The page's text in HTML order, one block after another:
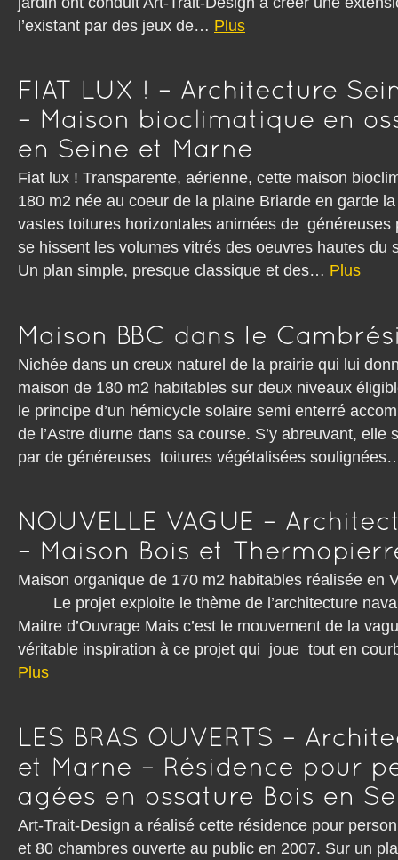
l’existant par des jeux de… Plus
Fiat lux ! Transparente, aérienne, cette maison
180 m2 née au coeur de la plaine Briarde en garde
vastes toitures horizontales animées de généreuses
se hissent les volumes vitrés des oeuvres hautes du
Un plan simple, presque classique et des… Plus
Nichée dans un creux naturel de la prairie qui lui
maison de 180 m2 habitables sur deux niveaux
le principe d’un hémicycle solaire semi enterré
de l’Astre diurne dans sa course. S’y abreuvant, elle
par de généreuses toitures végétalisées
Maison organique de 170 m2 habitables
Le projet exploite le thème de l’architecture
Maitre d’Ouvrage Mais c’est le mouvement de la
véritable inspiration à ce projet qui joue tout en
Plus
Art-Trait-Design a réalisé cette résidence pour
et 80 chambres ouverte au public en 2007. Sur un